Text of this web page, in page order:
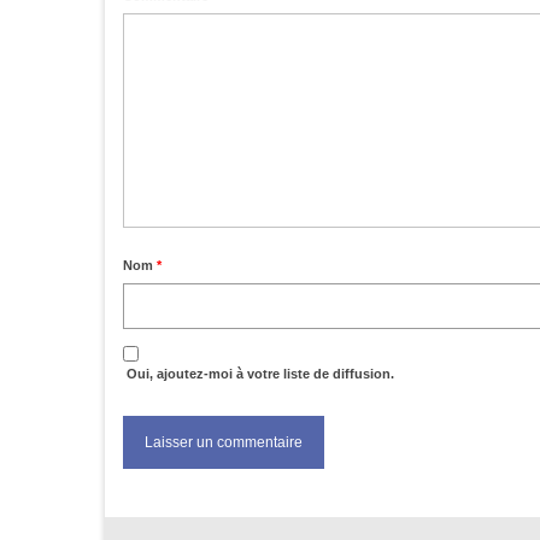
Nom *
Oui, ajoutez-moi à votre liste de diffusion.